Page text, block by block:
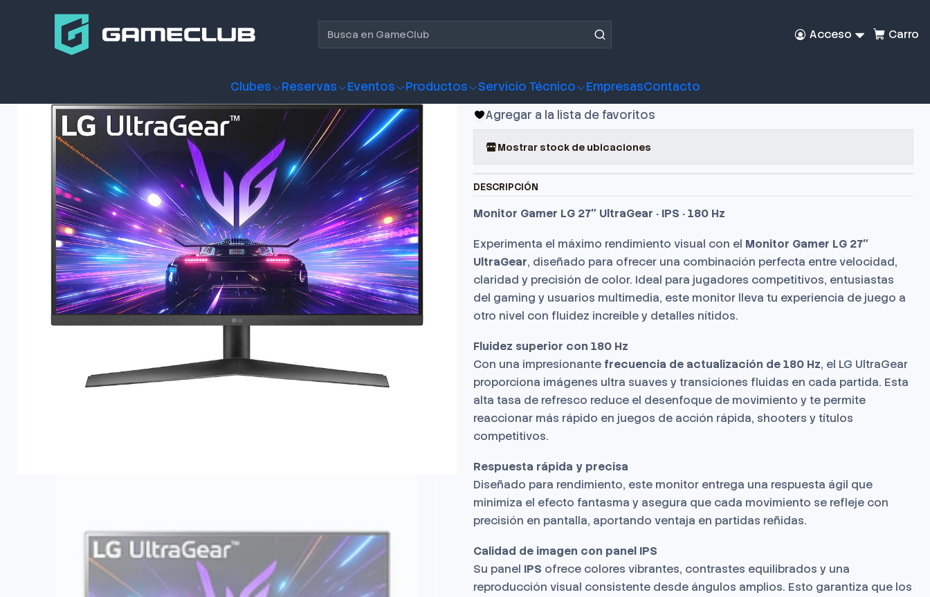
Acceso Carro
Clubes Reservas Eventos Productos Servicio Técnico EmpresasContacto
Productos
Monitor Gamer LG 27" Ultragear
IPS 180hz
Agregar a la lista de favoritos
Mostrar stock de ubicaciones
DESCRIPCIÓN
Monitor Gamer LG 27″ UltraGear · IPS · 180 Hz
Experimenta el máximo rendimiento visual con el Monitor Gamer LG 27″
UltraGear, diseñado para ofrecer una combinación perfecta entre velocidad,
claridad y precisión de color. Ideal para jugadores competitivos, entusiastas
del gaming y usuarios multimedia, este monitor lleva tu experiencia de juego a
otro nivel con fluidez increíble y detalles nítidos.
Fluidez superior con 180 Hz
Con una impresionante frecuencia de actualización de 180 Hz, el LG UltraGear
proporciona imágenes ultra suaves y transiciones fluidas en cada partida. Esta
alta tasa de refresco reduce el desenfoque de movimiento y te permite
reaccionar más rápido en juegos de acción rápida, shooters y títulos
competitivos.
Respuesta rápida y precisa
Diseñado para rendimiento, este monitor entrega una respuesta ágil que
minimiza el efecto fantasma y asegura que cada movimiento se refleje con
precisión en pantalla, aportando ventaja en partidas reñidas.
Calidad de imagen con panel IPS
Su panel IPS ofrece colores vibrantes, contrastes equilibrados y una
reproducción visual consistente desde ángulos amplios. Esto garantiza que los